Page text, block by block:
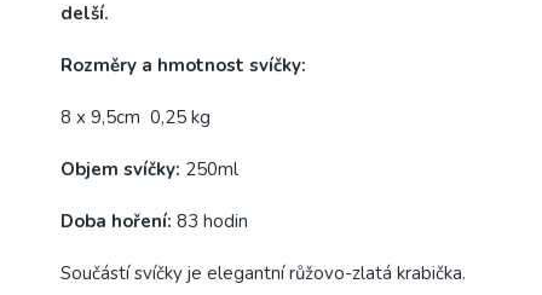
delší.
Rozměry a hmotnost svíčky:
8 x 9,5cm 0,25 kg
Objem svíčky: 250ml
Doba hoření: 83 hodin
Součástí svíčky je elegantní růžovo-zlatá krabička.